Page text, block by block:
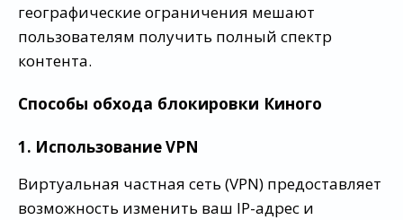
географические ограничения мешают
пользователям получить полный спектр
контента.
Способы обхода блокировки Киного
1. Использование VPN
Виртуальная частная сеть (VPN) предоставляет
возможность изменить ваш IP-адрес и